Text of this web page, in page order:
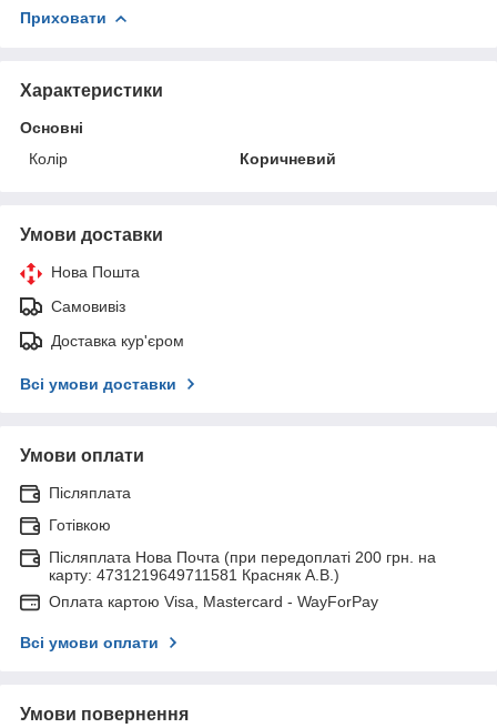
Приховати
Характеристики
Основні
Колір
Коричневий
Умови доставки
Нова Пошта
Самовивіз
Доставка кур'єром
Всі умови доставки
Умови оплати
Післяплата
Готівкою
Післяплата Нова Почта (при передоплаті 200 грн. на
карту: 4731219649711581 Красняк А.В.)
Оплата картою Visa, Mastercard - WayForPay
Всі умови оплати
Умови повернення